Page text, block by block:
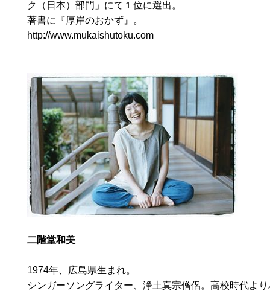
ク（日本）部門」にて１位に選出。
著書に『厚岸のおかず』。
http://www.mukaishutoku.com
二階堂和美
1974年、広島県生まれ。
シンガーソングライター、浄土真宗僧侶。高校時代よ